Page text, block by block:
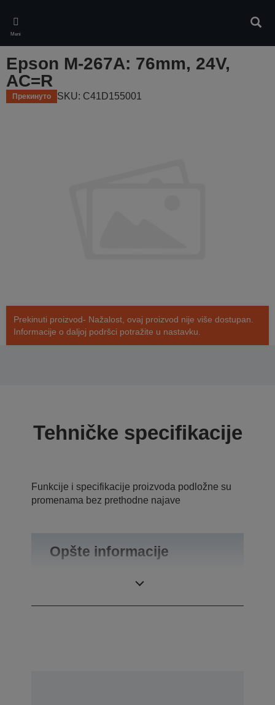
main
content
Meni
Epson M-267A: 76mm, 24V,
AC=R
Прекинуто SKU: C41D155001
Prekinuti proizvod- Nažalost, ovaj proizvod nije više dostupan.
Informacije o daljoj podršci potražite u nastavku.
Tehničke specifikacije
Funkcije i specifikacije proizvoda podložne su
promenama bez prethodne najave
Opšte informacije